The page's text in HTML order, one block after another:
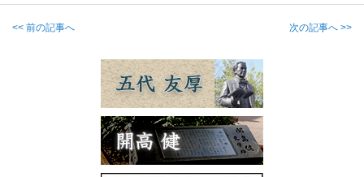
<< 前の記事へ 次の記事へ >>